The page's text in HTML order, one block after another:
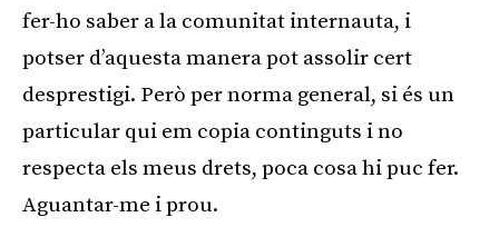
fer-ho saber a la comunitat internauta, i
potser d’aquesta manera pot assolir cert
desprestigi. Però per norma general, si és un
particular qui em copia continguts i no
respecta els meus drets, poca cosa hi puc fer.
Aguantar-me i prou.